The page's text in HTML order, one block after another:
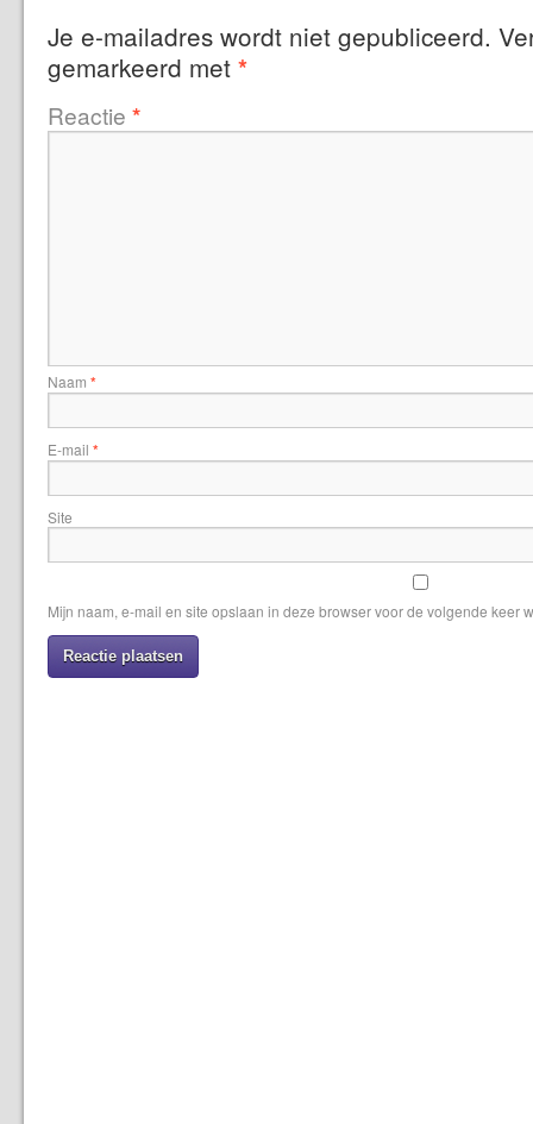
Je e-mailadres wordt niet gepubliceerd.
gemarkeerd met *
Reactie *
Naam *
E-mail *
Site
Mijn naam, e-mail en site opslaan in deze browser voor de volgende keer